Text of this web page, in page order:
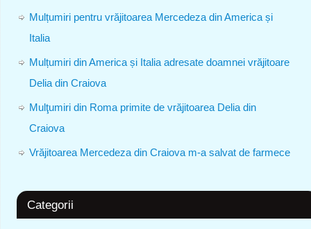
Mulțumiri pentru vrăjitoarea Mercedeza din America și
Italia
Mulțumiri din America și Italia adresate doamnei vrăjitoare
Delia din Craiova
Mulţumiri din Roma primite de vrăjitoarea Delia din
Craiova
Vrăjitoarea Mercedeza din Craiova m-a salvat de farmece
Categorii